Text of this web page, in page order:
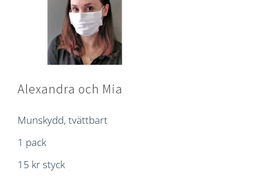
Alexandra och Mia
Munskydd, tvättbart
1 pack
15 kr styck